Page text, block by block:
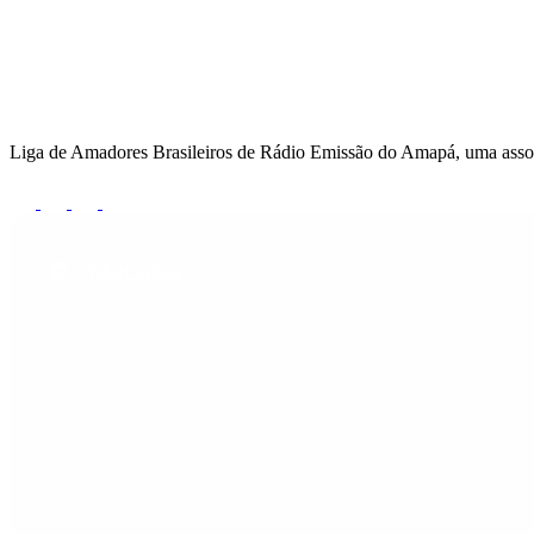
Liga de Amadores Brasileiros de Rádio Emissão do Amapá, uma